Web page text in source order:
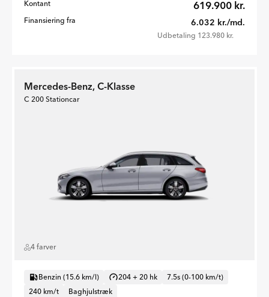
Kontant 619.900 kr.
Finansiering fra 6.032 kr./md.
Udbetaling 123.980 kr.
Mercedes-Benz, C-Klasse
C 200 Stationcar
4 farver
Benzin (15.6 km/l) 204 + 20 hk
7.5s (0-100 km/t)
240 km/t
Baghjulstræk